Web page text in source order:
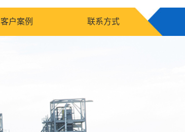
客户案例 联系方式